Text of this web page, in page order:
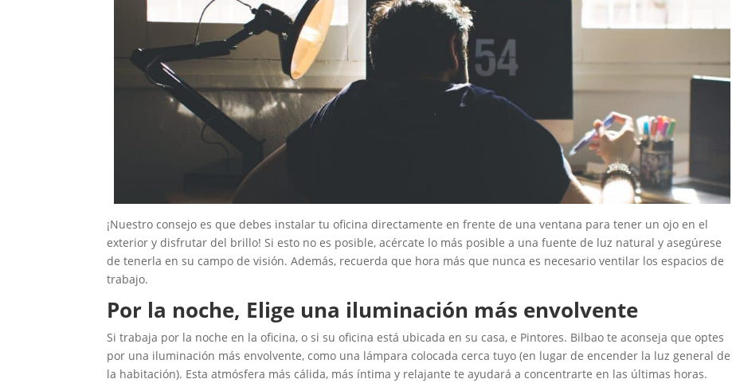
¡Nuestro consejo es que debes instalar tu oficina directamente en frente de una ventana para tener un ojo en el
exterior y disfrutar del brillo! Si esto no es posible, acércate lo más posible a una fuente de luz natural y asegúrese
de tenerla en su campo de visión. Además, recuerda que hora más que nunca es necesario ventilar los espacios de
trabajo.
Por la noche, Elige una iluminación más envolvente
Si trabaja por la noche en la oficina, o si su oficina está ubicada en su casa, e Pintores. Bilbao te aconseja que optes
por una iluminación más envolvente, como una lámpara colocada cerca tuyo (en lugar de encender la luz general de
la habitación). Esta atmósfera más cálida, más íntima y relajante te ayudará a concentrarte en las últimas horas.